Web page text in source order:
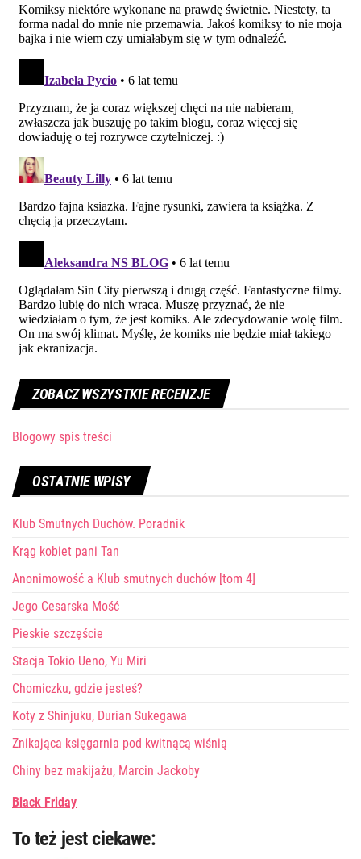
ZOBACZ WSZYSTKIE RECENZJE
Blogowy spis treści
OSTATNIE WPISY
Klub Smutnych Duchów. Poradnik
Krąg kobiet pani Tan
Anonimowość a Klub smutnych duchów [tom 4]
Jego Cesarska Mość
Pieskie szczęście
Stacja Tokio Ueno, Yu Miri
Chomiczku, gdzie jesteś?
Koty z Shinjuku, Durian Sukegawa
Znikająca księgarnia pod kwitnącą wiśnią
Chiny bez makijażu, Marcin Jackoby
Black Friday
To też jest ciekawe: